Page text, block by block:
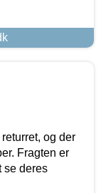
og der
Fragten er
se deres